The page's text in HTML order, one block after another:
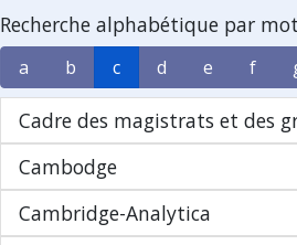
Recherche alphabétique par
a b c d e f
Cadre des magistrats et des
Cambodge
Cambridge-Analytica